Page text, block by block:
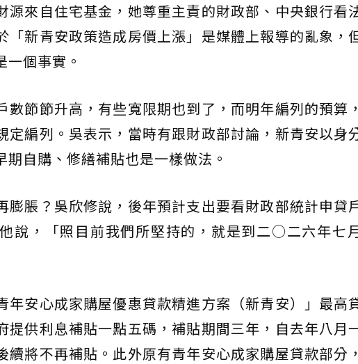
源來自住宅基金，她尊重主責的財政部、中央銀行看
「新青安政策造成房價上漲」是媒體上報導的亂象，
個事實。
數節節升高，有些寬限期也到了，而明年編列的預算
定編列。吳表示，當時有跟財政部討論，新青安以身
自購、修繕補貼也是一樣做法。
膨脹？吳欣修說，後年預計支出要看財政部統計申貸
說，「照目前我們所堅持的，就是到二○二六年七
年安心成家購屋優惠貸款精進方案（新青安）」最高
提供利息補貼一點五碼，補貼期間三年，自去年八月
將不再補貼。此外原有青年安心成家購屋貸款部分